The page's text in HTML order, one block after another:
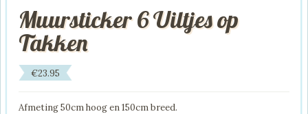
Muursticker 6 Uiltjes op
Takken
€23.95
Afmeting 50cm hoog en 150cm breed.